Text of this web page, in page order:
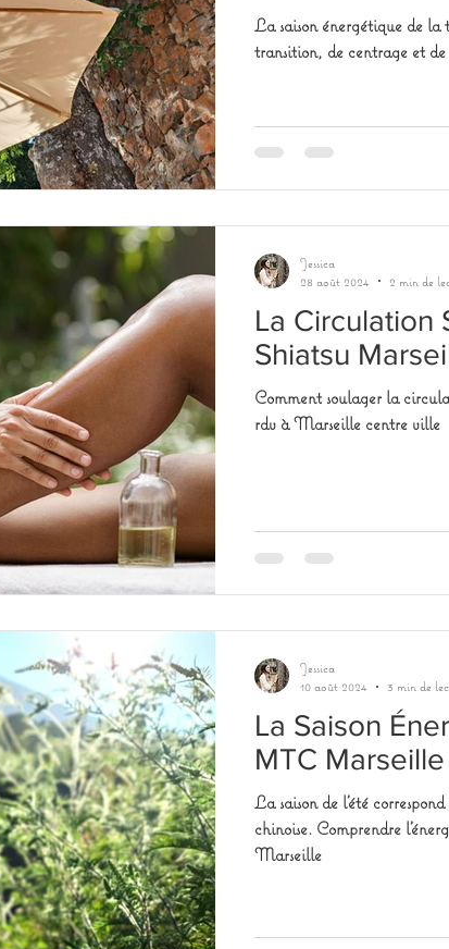
La saison énergétique de
transition, de centrage et de
La Circulation
Shiatsu
Comment soulager la
rdv à Marseille centre ville
Jessica
28 août 2024
2 min de
La Saison
MTC
La saison de l'été
chinoise. Comprendre
Marseille
Jessica
10 août 2024
3 min de